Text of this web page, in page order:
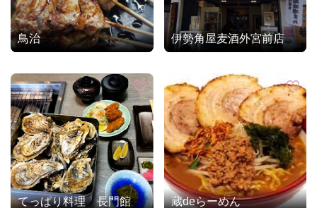
鳥治 伊勢角屋麦酒外宮前店
てっぱり料理 長門館 蔵deらーめん